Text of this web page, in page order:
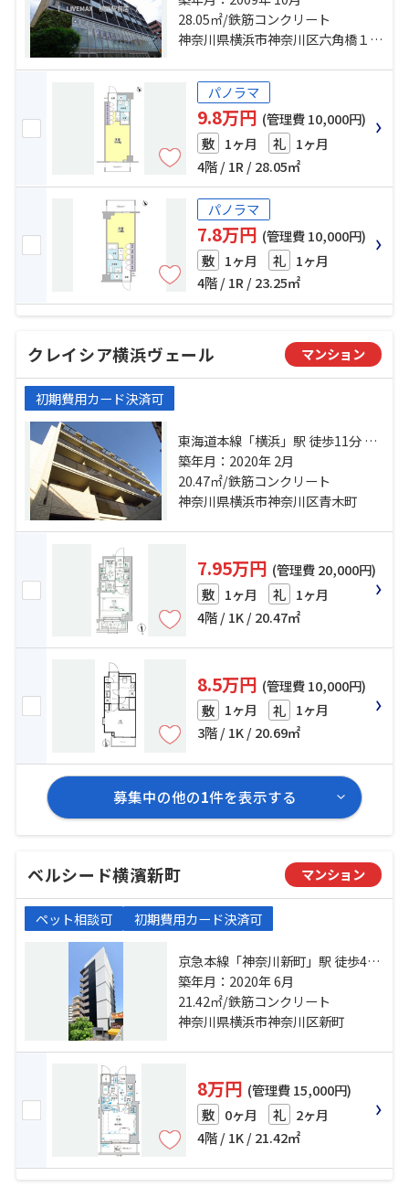
ーライン「岸根公園」駅 徒歩16分
28.05㎡/鉄筋コンクリート
神奈川県横浜市神奈川区六角橋１丁目
パノラマ
9.8万円 (管理費 10,000円)
敷 1ヶ月 礼 1ヶ月
4階 / 1R / 28.05㎡
パノラマ
7.8万円 (管理費 10,000円)
敷 1ヶ月 礼 1ヶ月
4階 / 1R / 23.25㎡
クレイシア横浜ヴェール マンション
初期費用カード決済可
東海道本線「横浜」駅 徒歩11分 東
急東横線「反町」駅 徒歩10分 京急
本線「神奈川」駅 徒歩5分
築年月：2020年 2月
20.47㎡/鉄筋コンクリート
神奈川県横浜市神奈川区青木町
7.95万円 (管理費 20,000円)
敷 1ヶ月 礼 1ヶ月
4階 / 1K / 20.47㎡
8.5万円 (管理費 10,000円)
敷 1ヶ月 礼 1ヶ月
3階 / 1K / 20.69㎡
募集中の他の1件を表示する
ベルシード横濱新町 マンション
ペット相談可 初期費用カード決済可
京急本線「神奈川新町」駅 徒歩4分
京急本線「京急東神奈川」駅 徒歩
12分 京浜東北線「東神奈川」駅 徒
歩13分
築年月：2020年 6月
21.42㎡/鉄筋コンクリート
神奈川県横浜市神奈川区新町
8万円 (管理費 15,000円)
敷 0ヶ月 礼 2ヶ月
4階 / 1K / 21.42㎡